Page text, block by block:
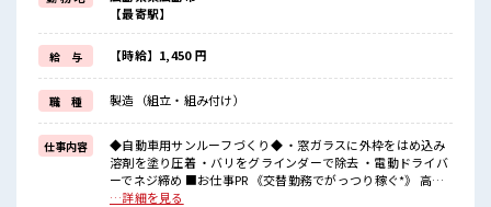
《未経験の方も大カンゲイ*》
新しいことにチャレンジするのは不安だけど、
しっかり働く環境が整っています！
イチからスキルUP・ステップUP目指していきましょう！
《うれしい土日やすみ*》
前もって予定がたてやすい土日休み！
プライベートも充実しそう♪
■職場の雰囲気
幅広い年代の方がカツヤク中★
空調完備でカイテキに働ける♪
【最寄駅】
給 与 【時給】1,450 円
職 種 製造（組立・組み付け）
仕事内容
◆自動車用サンルーフづくり◆ ・窓ガラスに外枠をはめ込み
溶剤を塗り圧着 ・バリをグラインダーで除去 ・電動ドライバ
ーでネジ締め ■お仕事PR 《交替勤務でがっつり稼ぐ*》 高収
入を希望される方にオススメ！ うれしい高時給1450円！ 夜勤
…詳細を見る